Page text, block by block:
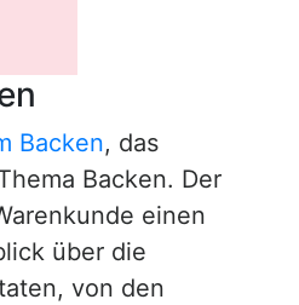
Backen, das
Backen. Der
einen
über die
von den